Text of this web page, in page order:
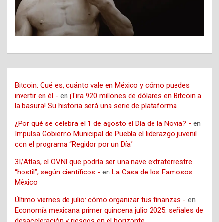
Bitcoin: Qué es, cuánto vale en México y cómo puedes
invertir en él - en ¡Tira 920 millones de dólares en Bitcoin a
la basura! Su historia será una serie de plataforma
¿Por qué se celebra el 1 de agosto el Día de la Novia? - en
Impulsa Gobierno Municipal de Puebla el liderazgo juvenil
con el programa “Regidor por un Día”
3I/Atlas, el OVNI que podría ser una nave extraterrestre
“hostil”, según científicos - en La Casa de los Famosos
México
Último viernes de julio: cómo organizar tus finanzas - en
Economía mexicana primer quincena julio 2025: señales de